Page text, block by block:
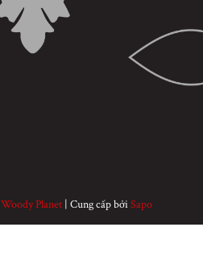
Woody Planet | Cung cấp bởiSapo